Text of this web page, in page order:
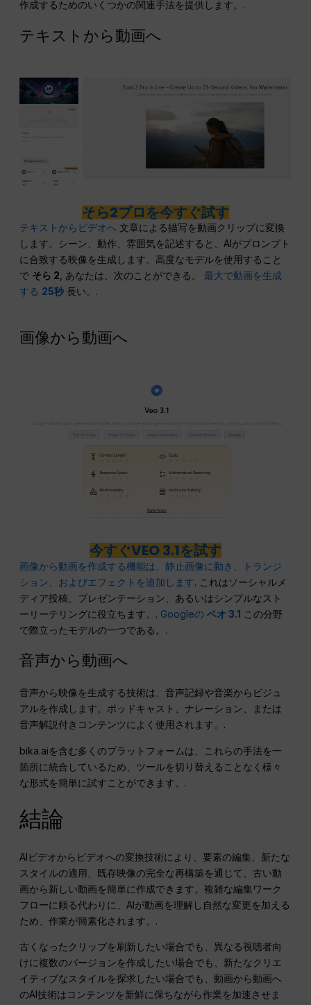
作成するためのいくつかの関連手法を提供します。.
テキストから動画へ
そら2プロを今すぐ試す
テキストからビデオへ 文章による描写を動画クリップに変換
します。シーン、動作、雰囲気を記述すると、AIがプロンプト
に合致する映像を生成します。高度なモデルを使用すること
で そら 2 , あなたは、次のことができる。最大で動画を生成
する 25秒 長い。.
画像から動画へ
今すぐVEO 3.1を試す
画像から動画を作成する機能は、静止画像に動き、トランジ
ション、およびエフェクトを追加します. これはソーシャルメ
ディア投稿、プレゼンテーション、あるいはシンプルなスト
ーリーテリングに役立ちます。. Googleのベオ 3.1 この分野
で際立ったモデルの一つである。.
音声から動画へ
音声から映像を生成する技術は、音声記録や音楽からビジュ
アルを作成します。ポッドキャスト、ナレーション、または
音声解説付きコンテンツによく使用されます。.
bika.aiを含む多くのプラットフォームは、これらの手法を一
箇所に統合しているため、ツールを切り替えることなく様々
な形式を簡単に試すことができます。.
結論
AIビデオからビデオへの変換技術により、要素の編集、新たな
スタイルの適用、既存映像の完全な再構築を通じて、古い動
画から新しい動画を簡単に作成できます。複雑な編集ワーク
フローに頼る代わりに、AIが動画を理解し自然な変更を加える
ため、作業が簡素化されます。.
古くなったクリップを刷新したい場合でも、異なる視聴者向
けに複数のバージョンを作成したい場合でも、新たなクリエ
イティブなスタイルを探求したい場合でも、動画から動画へ
のAI技術はコンテンツを新鮮に保ちながら作業を加速させま